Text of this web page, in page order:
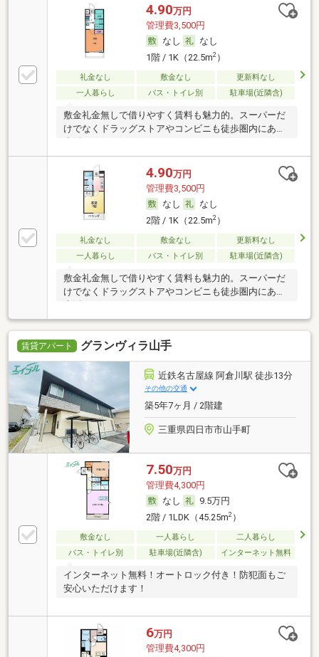
4.90万円
管理費3,500円
なし
なし
1階 / 1K（22.5m2）
礼金なし 敷金なし
更新料なし
一人暮らし
バス・トイレ別 駐車場(近隣含)
敷金礼金無しで借りやすく賃料も魅力的。スーパーだ
けでなくドラッグストアやコンビニも徒歩圏内にあり
4.90万円
管理費3,500円
なし
なし
2階 / 1K（22.5m2）
礼金なし 敷金なし
更新料なし
一人暮らし
バス・トイレ別 駐車場(近隣含)
敷金礼金無しで借りやすく賃料も魅力的。スーパーだ
けでなくドラッグストアやコンビニも徒歩圏内にあり
賃貸アパート グランヴィラ山手
近鉄名古屋線 阿倉川駅 徒歩13分
その他の交通
築5年7ヶ月 / 2階建
三重県四日市市山手町
7.50万円
管理費4,300円
なし
9.5万円
2階 / 1LDK（45.25m2）
敷金なし 一人暮らし
二人暮らし
バス・トイレ別
駐車場(近隣含) インターネット無料
インターネット無料！オートロック付き！防犯面もご
安心いただけます！
6万円
管理費4,300円